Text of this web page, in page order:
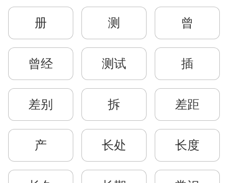
册 测 曾
曾经 测试 插
差别 拆 差距
产 长处 长度